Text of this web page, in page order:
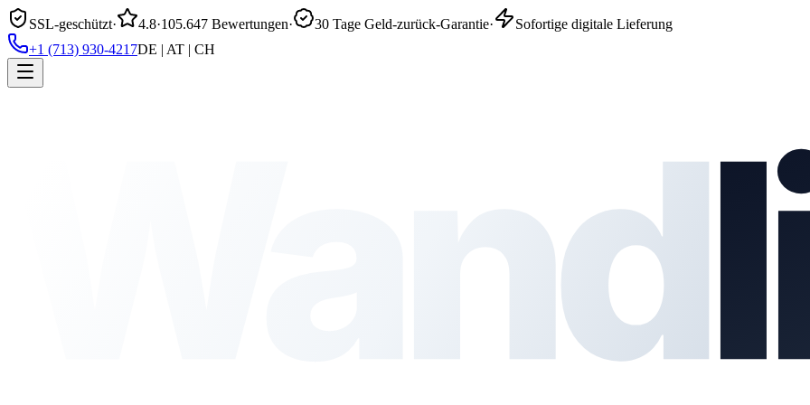
SSL-geschützt· 4.8·105.647 Bewertungen· 30 Tage Geld-zurück-Garantie·
Sofortige digitale Lieferung
+1 (713) 930-4217DE | AT | CH
Wand